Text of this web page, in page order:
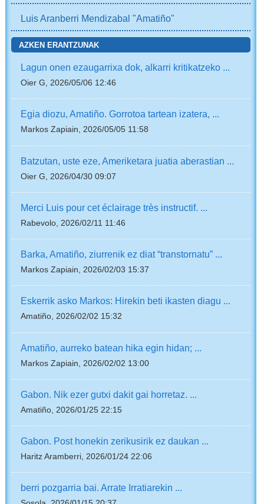
Luis Aranberri Mendizabal "Amatiño"
AZKEN ERANTZUNAK
Lagun onen ezaugarrixa dok, alkarri kritikatzeko ...
Oier G, 2026/05/06 12:46
Egia diozu, Amatiño. Gorrotoa tartean izatera, ...
Markos Zapiain, 2026/05/05 11:58
Batzutan, uste eze, Ameriketara juatia aberastian ...
Oier G, 2026/04/30 09:07
Merci Luis pour cet éclairage très instructif. ...
Rabevolo, 2026/02/11 11:46
Barka, Amatiño, ziurrenik ez diat “transtornatu” ...
Markos Zapiain, 2026/02/03 15:37
Eskerrik asko Markos: Hirekin beti ikasten diagu ...
Amatiño, 2026/02/02 15:32
Amatiño, aurreko batean hika egin hidan; ...
Markos Zapiain, 2026/02/02 13:00
Gabon. Nik ezer gutxi dakit gai horretaz. ...
Amatiño, 2026/01/25 22:15
Gabon. Post honekin zerikusirik ez daukan ...
Haritz Aramberri, 2026/01/24 22:06
berri pozgarria bai. Arrate Irratiarekin ...